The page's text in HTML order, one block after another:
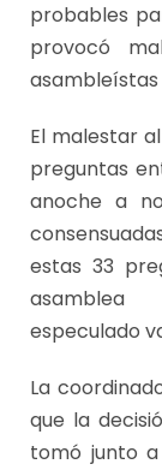
probables
provocó
El malestar
preguntas
anoche a
estas 33
asamblea
especulado
La
que la
tomó junto